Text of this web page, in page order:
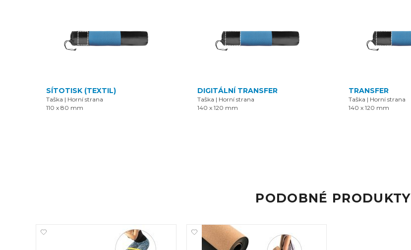
SÍTOTISK (TEXTIL)
Taška | Horní strana
110 x 80 mm
DIGITÁLNÍ TRANSFER
Taška | Horní strana
140 x 120 mm
TRANSFER
Taška | Horní strana
140 x 120 mm
PODOBNÉ PRODUKTY